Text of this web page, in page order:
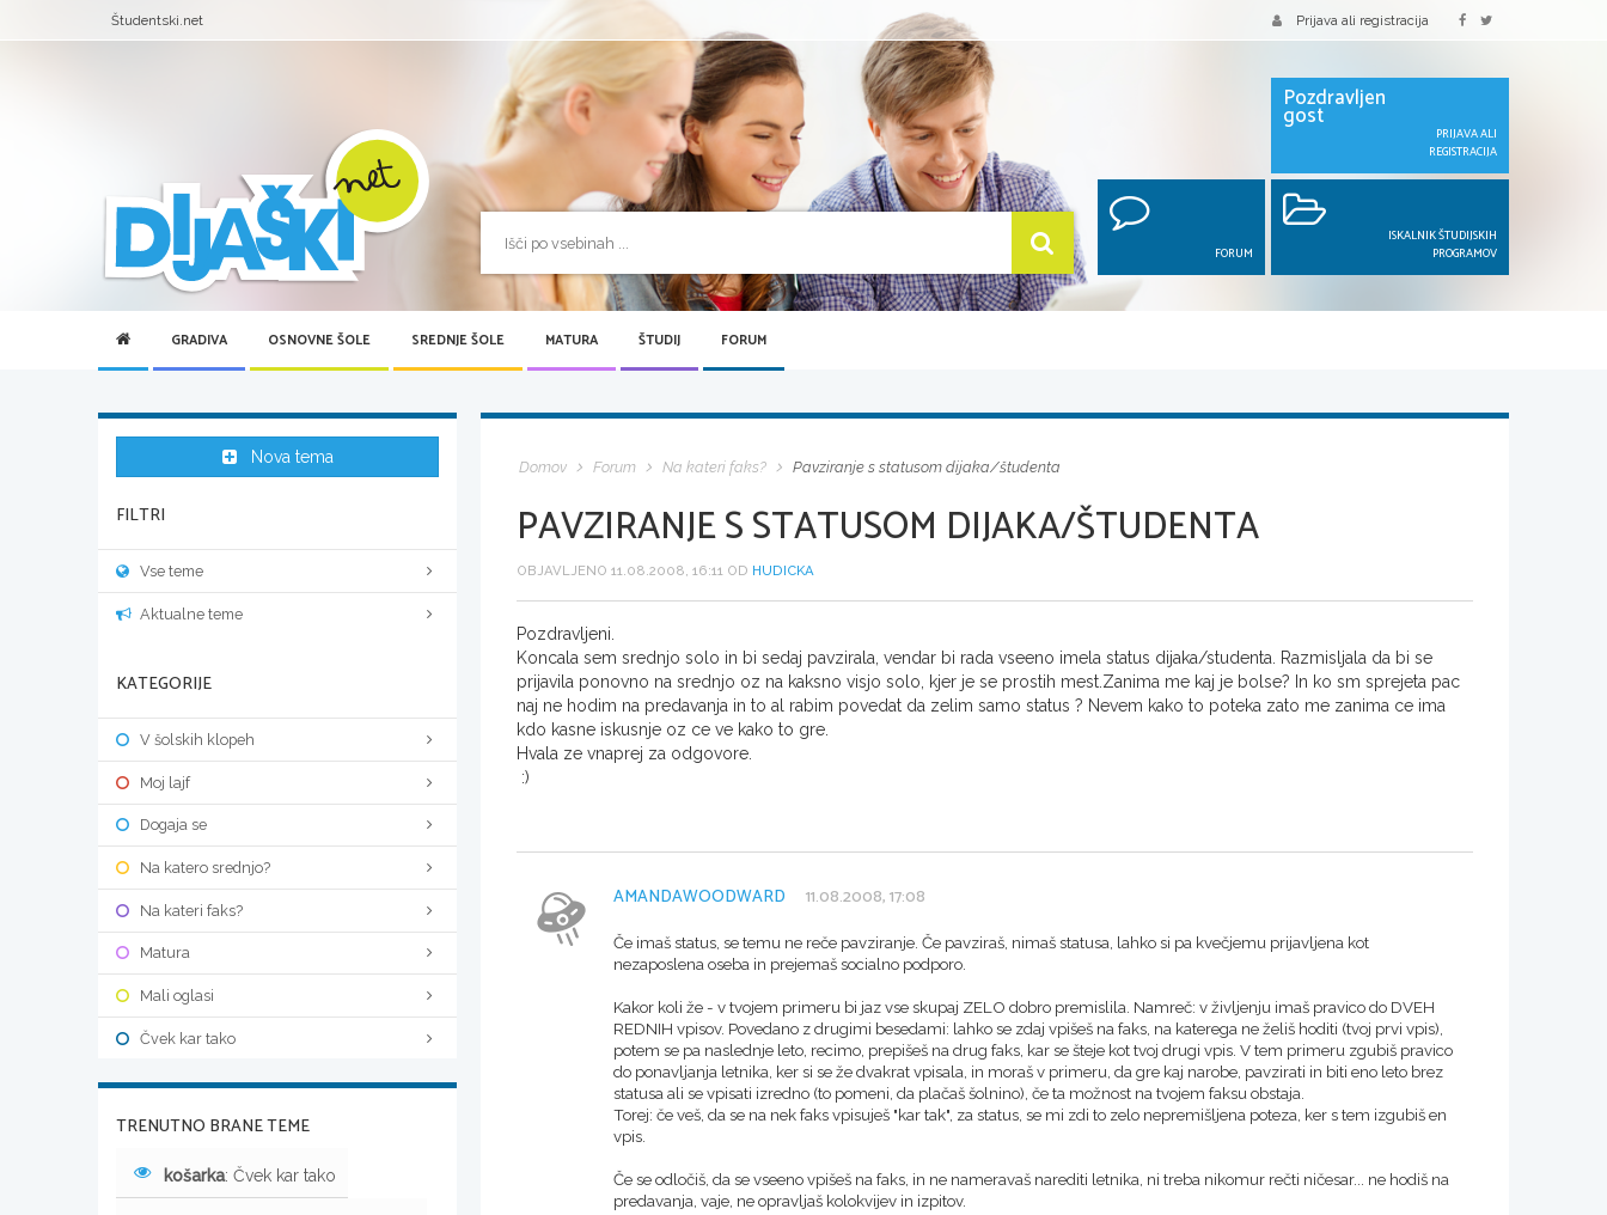
Študentski.net Prijava ali registracija
Pozdravljen
gost
PRIJAVA ALI
REGISTRACIJA
FORUM
ISKALNIK ŠTUDIJSKIH
PROGRAMOV
GRADIVA OSNOVNE ŠOLE SREDNJE ŠOLE MATURA ŠTUDIJ FORUM
Domov Forum Na kateri faks? Pavziranje s statusom dijaka/študenta
PAVZIRANJE S STATUSOM DIJAKA/ŠTUDENTA
OBJAVLJENO 11.08.2008, 16:11 OD HUDICKA
Pozdravljeni.
Koncala sem srednjo solo in bi sedaj pavzirala, vendar bi rada vseeno imela status dijaka/studenta. Razmisljala da bi se
prijavila ponovno na srednjo oz na kaksno visjo solo, kjer je se prostih mest.Zanima me kaj je bolse? In ko sm sprejeta pac
naj ne hodim na predavanja in to al rabim povedat da zelim samo status ? Nevem kako to poteka zato me zanima ce ima
kdo kasne iskusnje oz ce ve kako to gre.
Hvala ze vnaprej za odgovore.
:)
AMANDAWOODWARD 11.08.2008, 17:08
Če imaš status, se temu ne reče pavziranje. Če pavziraš, nimaš statusa, lahko si pa kvečjemu prijavljena kot
nezaposlena oseba in prejemaš socialno podporo.
Kakor koli že - v tvojem primeru bi jaz vse skupaj ZELO dobro premislila. Namreč: v življenju imaš pravico do DVEH
REDNIH vpisov. Povedano z drugimi besedami: lahko se zdaj vpišeš na faks, na katerega ne želiš hoditi (tvoj prvi vpis),
potem se pa naslednje leto, recimo, prepišeš na drug faks, kar se šteje kot tvoj drugi vpis. V tem primeru zgubiš pravico
do ponavljanja letnika, ker si se že dvakrat vpisala, in moraš v primeru, da gre kaj narobe, pavzirati in biti eno leto brez
statusa ali se vpisati izredno (to pomeni, da plačaš šolnino), če ta možnost na tvojem faksu obstaja.
Torej: če veš, da se na nek faks vpisuješ "kar tak", za status, se mi zdi to zelo nepremišljena poteza, ker s tem izgubiš en
vpis.
Če se odločiš, da se vseeno vpišeš na faks, in ne nameravaš narediti letnika, ni treba nikomur rečti ničesar... ne hodiš na
predavanja, vaje, ne opravljaš kolokvijev in izpitov.
Nova tema
FILTRI
Vse teme
Aktualne teme
KATEGORIJE
V šolskih klopeh
Moj lajf
Dogaja se
Na katero srednjo?
Na kateri faks?
Matura
Mali oglasi
Čvek kar tako
TRENUTNO BRANE TEME
košarka: Čvek kar tako